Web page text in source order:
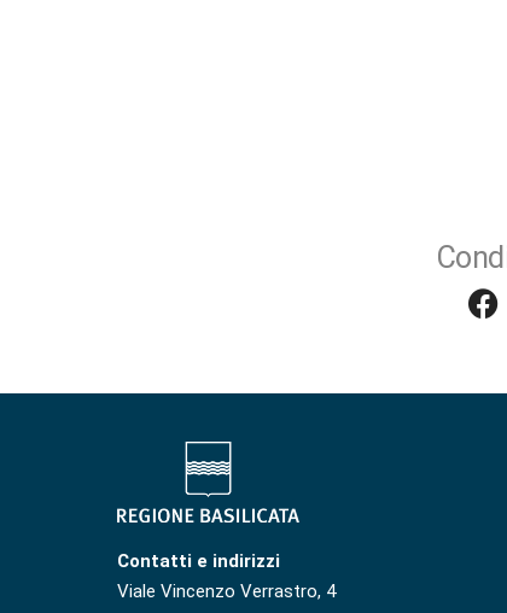
Contatti e indirizzi
Viale Vincenzo Verrastro, 4